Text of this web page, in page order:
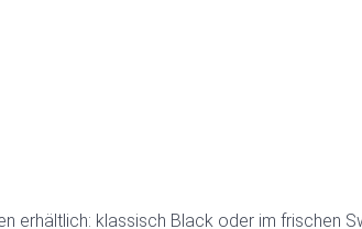
erhältlich: klassisch Black oder im frischen